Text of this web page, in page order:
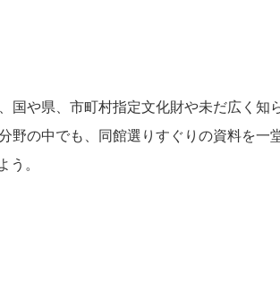
や県、市町村指定文化財や未だ広く知
の中でも、同館選りすぐりの資料を一
。